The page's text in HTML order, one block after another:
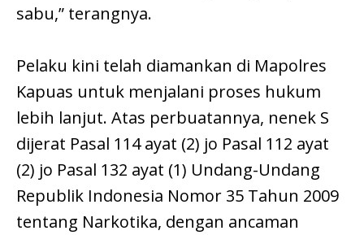
sabu,” terangnya.
Pelaku kini telah diamankan di Mapolres
Kapuas untuk menjalani proses hukum
lebih lanjut. Atas perbuatannya, nenek S
dijerat Pasal 114 ayat (2) jo Pasal 112 ayat
(2) jo Pasal 132 ayat (1) Undang-Undang
Republik Indonesia Nomor 35 Tahun 2009
tentang Narkotika, dengan ancaman